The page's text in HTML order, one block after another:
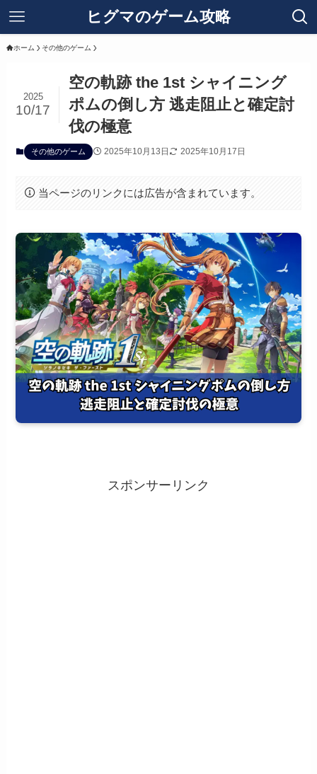
ヒグマのゲーム攻略
ホーム その他のゲーム
空の軌跡 the 1st シャイニング
ポムの倒し方 逃走阻止と確定討
伐の極意
2025
10/17
その他のゲーム 2025年10月13日 2025年10月17日
当ページのリンクには広告が含まれています。
スポンサーリンク